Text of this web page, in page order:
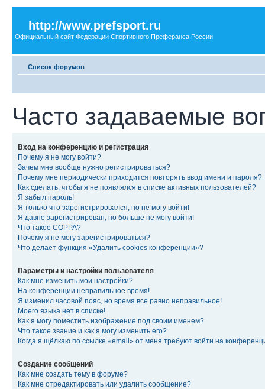
http://www.prefsport.ru
Официальный сайт Федерации Спортивного Преферанса России
Список форумов
Часто задаваемые
Вход на конференцию и регистрация
Почему я не могу войти?
Зачем мне вообще нужно регистрироваться?
Почему мне периодически приходится повторять ввод имени и пароля?
Как сделать, чтобы я не появлялся в списке активных пользователей?
Я забыл пароль!
Я только что зарегистрировался, но не могу войти!
Я давно зарегистрирован, но больше не могу войти!
Что такое COPPA?
Почему я не могу зарегистрироваться?
Что делает функция «Удалить cookies конференции»?
Параметры и настройки пользователя
Как мне изменить мои настройки?
На конференции неправильное время!
Я изменил часовой пояс, но время все равно неправильное!
Моего языка нет в списке!
Как я могу поместить изображение под своим именем?
Что такое звание и как я могу изменить его?
Когда я щёлкаю по ссылке «email» от меня требуют войти на
Создание сообщений
Как мне создать тему в форуме?
Как мне отредактировать или удалить сообщение?